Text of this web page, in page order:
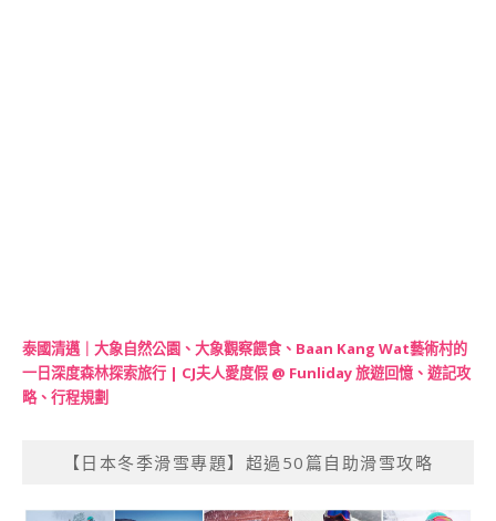
泰國清邁｜大象自然公園、大象觀察餵食、Baan Kang Wat藝術村的
一日深度森林探索旅行 | CJ夫人愛度假 @ Funliday 旅遊回憶、遊記攻
略、行程規劃
【日本冬季滑雪專題】超過50篇自助滑雪攻略